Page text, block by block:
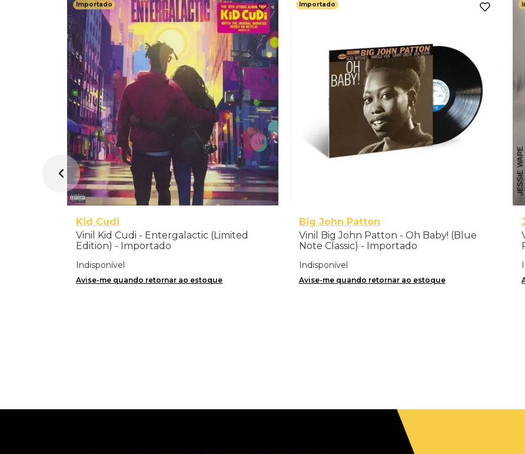
Importado
Kid Cudi
Vinil Kid Cudi - Entergalactic (Limited
Edition) - Importado
Indisponível
Avise-me quando retornar ao estoque
Importado
Big John Patton
Vinil Big John Patton - Oh Baby! (Blue
Note Classic) - Importado
Indisponível
Avise-me quando retornar ao estoque